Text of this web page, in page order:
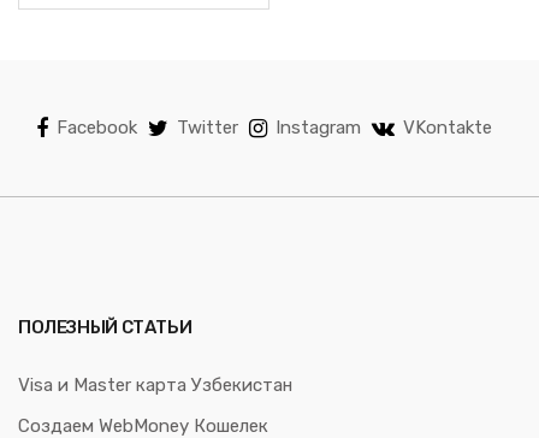
Facebook Twitter Instagram VKontakte
ПОЛЕЗНЫЙ СТАТЬИ
Visa и Master карта Узбекистан
Создаем WebMoney Кошелек